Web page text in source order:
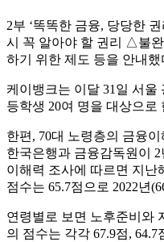
2부 ‘똑똑한 금융, 당당한
시 꼭 알아야 할 권리 △불
하기 위한 제도 등을 안내했
케이뱅크는 이달 31일 서
등학생 20여 명을 대상으로
한편, 70대 노령층의 금융
한국은행과 금융감독원이
이해력 조사에 따르면 지난
점수는 65.7점으로 2022년
연령별로 보면 노후준비와
의 점수는 각각 67.9점,